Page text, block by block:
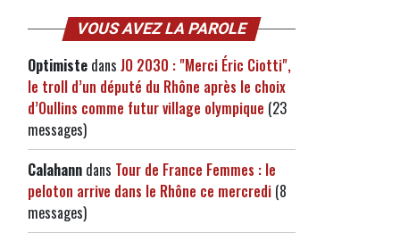
VOUS AVEZ LA PAROLE
Optimiste dans JO 2030 : "Merci Éric Ciotti",
le troll d’un député du Rhône après le choix
d’Oullins comme futur village olympique (23
messages)
Calahann dans Tour de France Femmes : le
peloton arrive dans le Rhône ce mercredi (8
messages)